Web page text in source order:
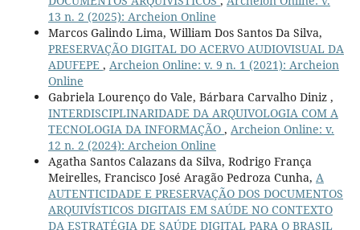
13 n. 2 (2025): Archeion Online
Marcos Galindo Lima, William Dos Santos Da Silva,
PRESERVAÇÃO DIGITAL DO ACERVO AUDIOVISUAL DA
ADUFEPE , Archeion Online: v. 9 n. 1 (2021): Archeion
Online
Gabriela Lourenço do Vale, Bárbara Carvalho Diniz ,
INTERDISCIPLINARIDADE DA ARQUIVOLOGIA COM A
TECNOLOGIA DA INFORMAÇÃO , Archeion Online: v.
12 n. 2 (2024): Archeion Online
Agatha Santos Calazans da Silva, Rodrigo França
Meirelles, Francisco José Aragão Pedroza Cunha, A
AUTENTICIDADE E PRESERVAÇÃO DOS DOCUMENTOS
ARQUIVÍSTICOS DIGITAIS EM SAÚDE NO CONTEXTO
DA ESTRATÉGIA DE SAÚDE DIGITAL PARA O BRASIL